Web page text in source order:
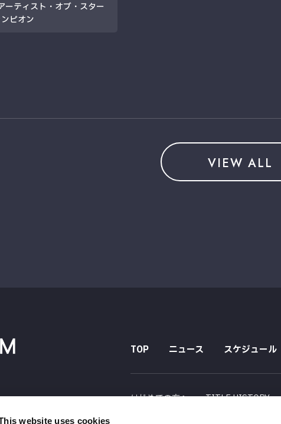
website uses cookies
ーティスト・オブ・スター
ピオン
VIEW ALL
TOP ニュース スケジュール
はじめての方へ TITLE HISTORY